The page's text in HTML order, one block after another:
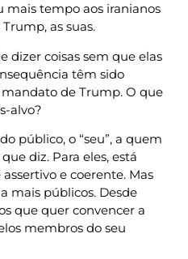
mais tempo aos iranianos
as suas.
dizer coisas sem que elas
têm sido
de Trump. O que
alvo?
público, o “seu”, a quem
diz. Para eles, está
e coerente. Mas
mais públicos. Desde
que quer convencer a
membros do seu